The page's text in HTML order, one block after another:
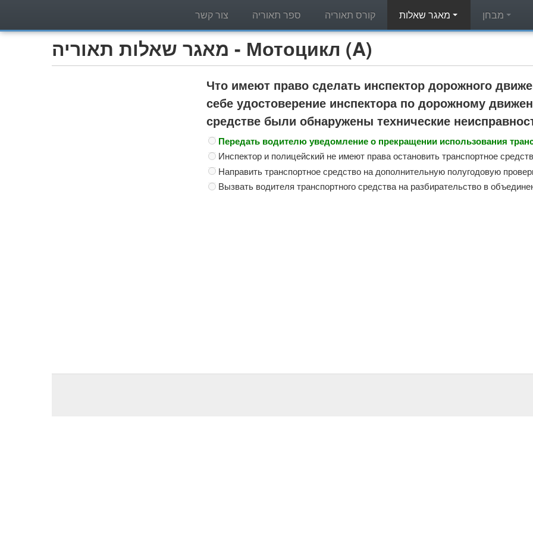
קורס תאוריה ספר תאוריה צור קשר
מאגר שאלות תאוריה - Мотоцикл (A)
Что имеют право сделать инспектор дорожного
себе удостоверение инспектора по дорожному
средстве были обнаружены технические
Передать водителю уведомление о прекращении использования
Инспектор и полицейский не имеют права остановить транспортное
Направить транспортное средство на дополнительную полугодовую
Вызвать водителя транспортного средства на разбирательство в